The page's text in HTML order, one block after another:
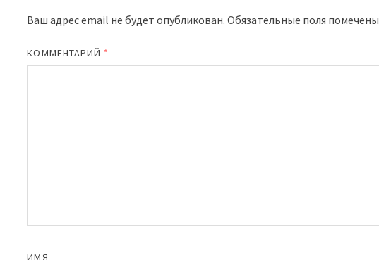
Ваш адрес email не будет опубликован. Обязательные поля помечены
КОММЕНТАРИЙ *
ИМЯ